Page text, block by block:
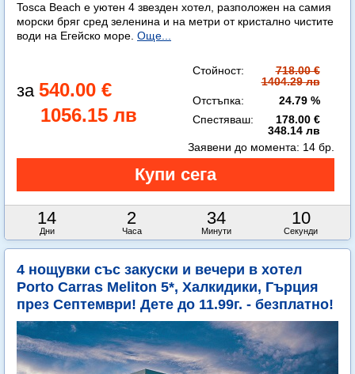
Tosca Beach е уютен 4 звезден хотел, разположен на самия
морски бряг сред зеленина и на метри от кристално чистите
води на Егейско море. Още...
540.00 €
1056.15 лв
Стойност:
718.00 €
1404.29 лв
Отстъпка:
24.79 %
Спестяваш:
178.00 €
348.14 лв
14
Дни
2
Часа
34
Минути
8
Секунди
Заявени до момента: 14 бр.
4 нощувки със закуски и вечери в хотел
Porto Carras Meliton 5*, Халкидики, Гърция
през Септември! Дете до 11.99г. - безплатно!